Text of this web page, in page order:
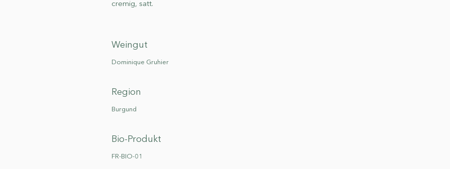
cremig, satt.
Weingut
Dominique Gruhier
Region
Burgund
Bio-Produkt
FR-BIO-01